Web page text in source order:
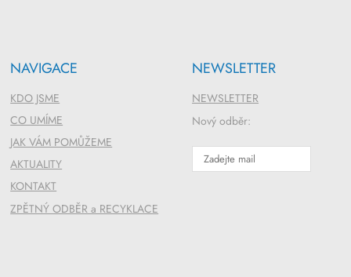
NAVIGACE
KDO JSME
CO UMÍME
JAK VÁM POMŮŽEME
AKTUALITY
KONTAKT
ZPĚTNÝ ODBĚR a RECYKLACE
NEWSLETTER
NEWSLETTER
Nový odběr: